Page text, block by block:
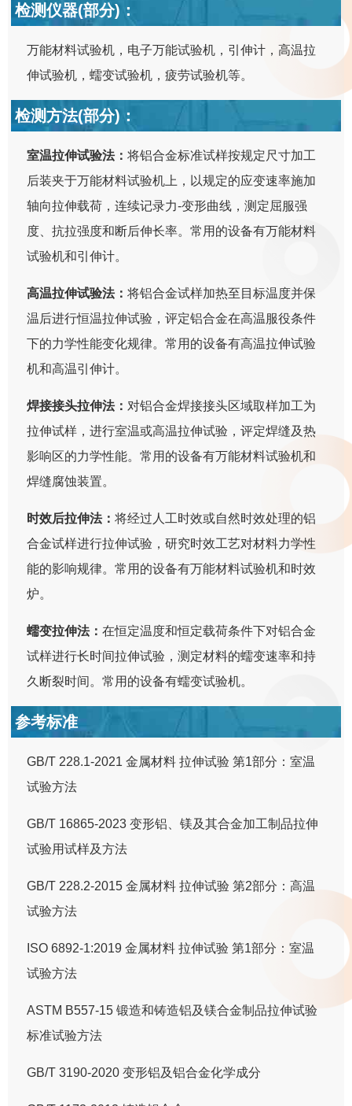
检测仪器(部分)：
万能材料试验机，电子万能试验机，引伸计，高温拉
伸试验机，蠕变试验机，疲劳试验机等。
检测方法(部分)：
室温拉伸试验法：将铝合金标准试样按规定尺寸加工
后装夹于万能材料试验机上，以规定的应变速率施加
轴向拉伸载荷，连续记录力-变形曲线，测定屈服强
度、抗拉强度和断后伸长率。常用的设备有万能材料
试验机和引伸计。
高温拉伸试验法：将铝合金试样加热至目标温度并保
温后进行恒温拉伸试验，评定铝合金在高温服役条件
下的力学性能变化规律。常用的设备有高温拉伸试验
机和高温引伸计。
焊接接头拉伸法： 对铝合金焊接接头区域取样加工为
拉伸试样，进行室温或高温拉伸试验，评定焊缝及热
影响区的力学性能。常用的设备有万能材料试验机和
焊缝腐蚀装置。
时效后拉伸法：将经过人工时效或自然时效处理的铝
合金试样进行拉伸试验，研究时效工艺对材料力学性
能的影响规律。常用的设备有万能材料试验机和时效
炉。
蠕变拉伸法：在恒定温度和恒定载荷条件下对铝合金
试样进行长时间拉伸试验，测定材料的蠕变速率和持
久断裂时间。常用的设备有蠕变试验机。
参考标准
GB/T 228.1-2021 金属材料 拉伸试验 第1部分：室温
试验方法
GB/T 16865-2023 变形铝、镁及其合金加工制品拉伸
试验用试样及方法
GB/T 228.2-2015 金属材料 拉伸试验 第2部分：高温
试验方法
ISO 6892-1:2019 金属材料 拉伸试验 第1部分：室温
试验方法
ASTM B557-15 锻造和铸造铝及镁合金制品拉伸试验
标准试验方法
GB/T 3190-2020 变形铝及铝合金化学成分